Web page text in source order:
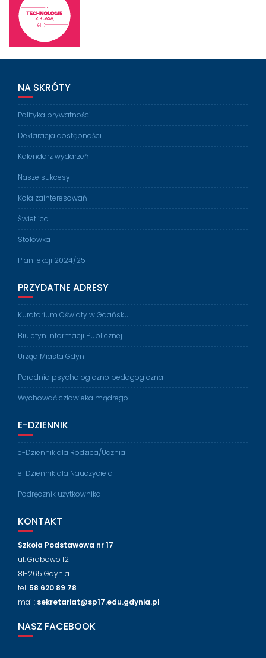
NA SKRÓTY
Polityka prywatności
Deklaracja dostępności
Kalendarz wydarzeń
Nasze sukcesy
Koła zainteresowań
Świetlica
Stołówka
Plan lekcji 2024/25
PRZYDATNE ADRESY
Kuratorium Oświaty w Gdańsku
Biuletyn Informacji Publicznej
Urząd Miasta Gdyni
Poradnia psychologiczno pedagogiczna
Wychować człowieka mądrego
E-DZIENNIK
e-Dziennik dla Rodzica/Ucznia
e-Dziennik dla Nauczyciela
Podręcznik użytkownika
KONTAKT
Szkoła Podstawowa nr 17
ul. Grabowo 12
81-265 Gdynia
tel. 58 620 89 78
mail: sekretariat@sp17.edu.gdynia.pl
NASZ FACEBOOK